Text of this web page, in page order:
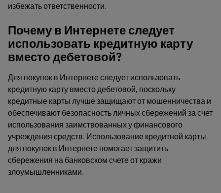
избежать ответственности.
Почему в Интернете следует
использовать кредитную карту
вместо дебетовой?
Для покупок в Интернете следует использовать
кредитную карту вместо дебетовой, поскольку
кредитные карты лучше защищают от мошенничества и
обеспечивают безопасность личных сбережений за счет
использования заимствованных у финансового
учреждения средств. Использование кредитной карты
для покупок в Интернете помогает защитить
сбережения на банковском счете от кражи
злоумышленниками.